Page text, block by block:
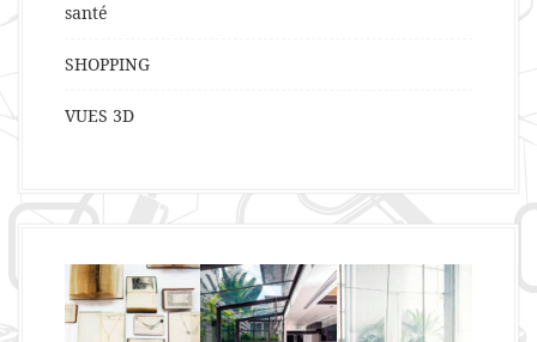
santé
SHOPPING
VUES 3D